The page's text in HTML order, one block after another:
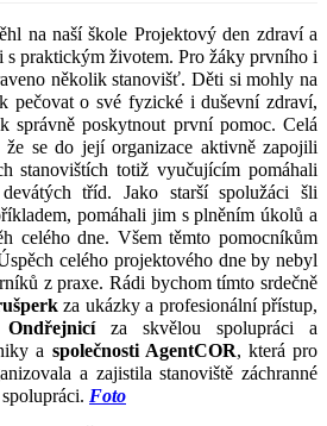
na naší škole Projektový den zdraví a
praktickým životem. Pro žáky prvního i
několik stanovišť. Děti si mohly na
pečovat o své fyzické i duševní zdraví,
správně poskytnout první pomoc. Celá
se do její organizace aktivně zapojili
stanovištích totiž vyučujícím pomáhali
tříd. Jako starší spolužáci šli
pomáhali jim s plněním úkolů a
celého dne. Všem těmto pomocníkům
celého projektového dne by nebyl
z praxe. Rádi bychom tímto srdečně
za ukázky a profesionální přístup,
za skvělou spolupráci a
a společnosti AgentCOR, která pro
a zajistila stanoviště záchranné
Foto